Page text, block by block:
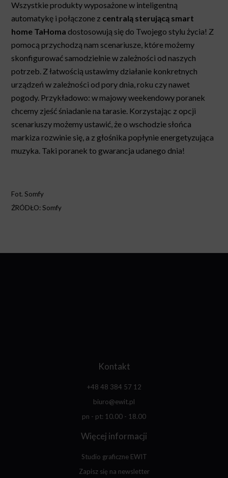
Wszystkie produkty wyposażone w inteligentną
automatykę i połączone z centralą sterującą smart
home TaHoma dostosowują się do Twojego stylu życia! Z
pomocą przychodzą nam scenariusze, które możemy
skonfigurować samodzielnie w zależności od naszych
potrzeb. Z łatwością ustawimy działanie konkretnych
urządzeń w zależności od pory dnia, roku czy nawet
pogody. Przykładowo: w majowy weekendowy poranek
chcemy zjeść śniadanie na tarasie. Korzystając z opcji
scenariuszy możemy ustawić, że o wschodzie słońca
markiza rozwinie się, a z głośnika popłynie energetyzująca
muzyka. Taki poranek to gwarancja udanego dnia!
Fot. Somfy
ŹRÓDŁO: Somfy
Kontakt
+48 48 384 57 12
biuro@ewit.pl
pn - pt: 10.00 - 18.00
Więcej informacji
Studio graficzne EWIT
Zapisz się na newsletter